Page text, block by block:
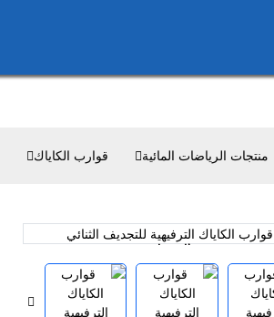
منتجات الرياضات المائية قوارب الكاياك
Loading...
Loading...